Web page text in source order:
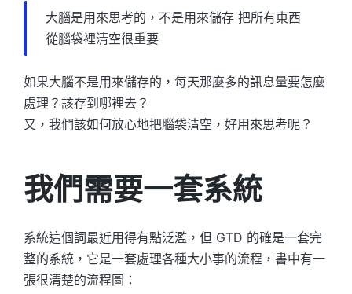
大腦是用來思考的，不是用來儲存 把所有東西
從腦袋裡清空很重要
如果大腦不是用來儲存的，每天那麼多的訊息量要怎麼
處理？該存到哪裡去？
又，我們該如何放心地把腦袋清空，好用來思考呢？
我們需要一套系統
系統這個詞最近用得有點泛濫，但 GTD 的確是一套完
整的系統，它是一套處理各種大小事的流程，書中有一
張很清楚的流程圖：